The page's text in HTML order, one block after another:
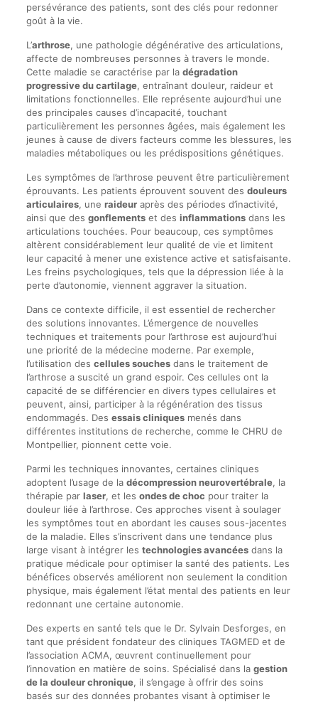
persévérance des patients, sont des clés pour redonner
goût à la vie.
L’arthrose, une pathologie dégénérative des articulations,
affecte de nombreuses personnes à travers le monde.
Cette maladie se caractérise par la dégradation
progressive du cartilage, entraînant douleur, raideur et
limitations fonctionnelles. Elle représente aujourd’hui une
des principales causes d’incapacité, touchant
particulièrement les personnes âgées, mais également les
jeunes à cause de divers facteurs comme les blessures, les
maladies métaboliques ou les prédispositions génétiques.
Les symptômes de l’arthrose peuvent être particulièrement
éprouvants. Les patients éprouvent souvent des douleurs
articulaires, une raideuraprès des périodes d’inactivité,
ainsi que des gonflementset des inflammationsdans les
articulations touchées. Pour beaucoup, ces symptômes
altèrent considérablement leur qualité de vie et limitent
leur capacité à mener une existence active et satisfaisante.
Les freins psychologiques, tels que la dépression liée à la
perte d’autonomie, viennent aggraver la situation.
Dans ce contexte difficile, il est essentiel de rechercher
des solutions innovantes. L’émergence de nouvelles
techniques et traitements pour l’arthrose est aujourd’hui
une priorité de la médecine moderne. Par exemple,
l’utilisation des cellules souchesdans le traitement de
l’arthrose a suscité un grand espoir. Ces cellules ont la
capacité de se différencier en divers types cellulaires et
peuvent, ainsi, participer à la régénération des tissus
endommagés. Des essais cliniquesmenés dans
différentes institutions de recherche, comme le CHRU de
Montpellier, pionnent cette voie.
Parmi les techniques innovantes, certaines cliniques
adoptent l’usage de la décompression neurovertébrale, la
thérapie par laser, et les ondes de choc pour traiter la
douleur liée à l’arthrose. Ces approches visent à soulager
les symptômes tout en abordant les causes sous-jacentes
de la maladie. Elles s’inscrivent dans une tendance plus
large visant à intégrer les technologies avancéesdans la
pratique médicale pour optimiser la santé des patients. Les
bénéfices observés améliorent non seulement la condition
physique, mais également l’état mental des patients en leur
redonnant une certaine autonomie.
Des experts en santé tels que le Dr. Sylvain Desforges, en
tant que président fondateur des cliniques TAGMED et de
l’association ACMA, œuvrent continuellement pour
l’innovation en matière de soins. Spécialisé dans la gestion
de la douleur chronique, il s’engage à offrir des soins
basés sur des données probantes visant à optimiser le